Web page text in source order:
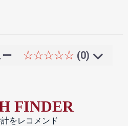
☆☆☆☆☆ (0)
FINDER
をレコメンド